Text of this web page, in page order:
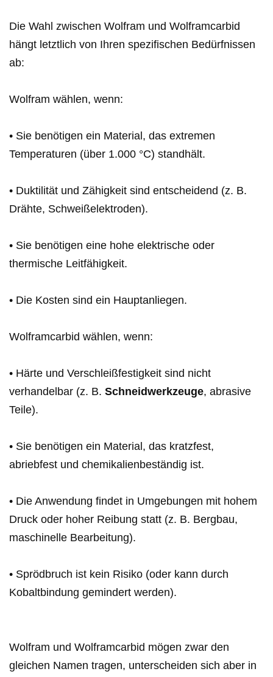
Die Wahl zwischen Wolfram und Wolframcarbid
hängt letztlich von Ihren spezifischen Bedürfnissen
ab:
Wolfram wählen, wenn:
• Sie benötigen ein Material, das extremen
Temperaturen (über 1.000 °C) standhält.
• Duktilität und Zähigkeit sind entscheidend (z. B.
Drähte, Schweißelektroden).
• Sie benötigen eine hohe elektrische oder
thermische Leitfähigkeit.
• Die Kosten sind ein Hauptanliegen.
Wolframcarbid wählen, wenn:
• Härte und Verschleißfestigkeit sind nicht
verhandelbar (z. B. Schneidwerkzeuge, abrasive
Teile).
• Sie benötigen ein Material, das kratzfest,
abriebfest und chemikalienbeständig ist.
• Die Anwendung findet in Umgebungen mit hohem
Druck oder hoher Reibung statt (z. B. Bergbau,
maschinelle Bearbeitung).
• Sprödbruch ist kein Risiko (oder kann durch
Kobaltbindung gemindert werden).
Wolfram und Wolframcarbid mögen zwar den
gleichen Namen tragen, unterscheiden sich aber in